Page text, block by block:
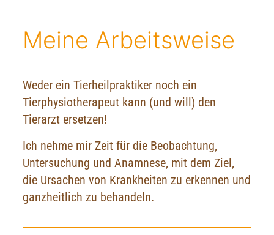
Meine Arbeitsweise
Weder ein Tierheilpraktiker noch ein
Tierphysiotherapeut kann (und will) den
Tierarzt ersetzen!
Ich nehme mir Zeit für die Beobachtung,
Untersuchung und Anamnese, mit dem Ziel,
die Ursachen von Krankheiten zu erkennen und
ganzheitlich zu behandeln.